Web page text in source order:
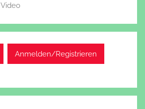
Video
Anmelden/Registrieren